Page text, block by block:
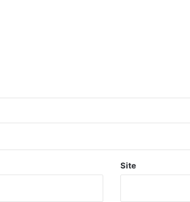
Site